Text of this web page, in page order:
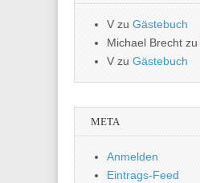
V zu Gästebuch
Michael Brecht zu
Vzu Gästebuch
META
Anmelden
Eintrags-Feed